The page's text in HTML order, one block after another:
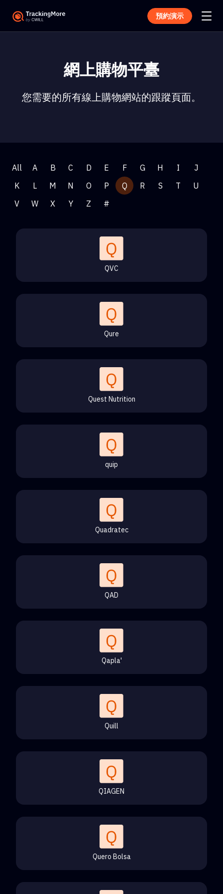
預約演示
網上購物平臺
您需要的所有線上購物網站的跟蹤頁面。
All A B C D E F G H I
J
K
L M N O P Q R S T
U
V
W X Y Z #
QVC
Qure
Quest Nutrition
quip
Quadratec
QAD
Qapla'
Quill
QIAGEN
Quero Bolsa